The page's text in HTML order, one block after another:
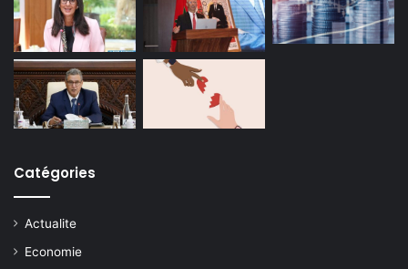
Catégories
Actualite
Economie